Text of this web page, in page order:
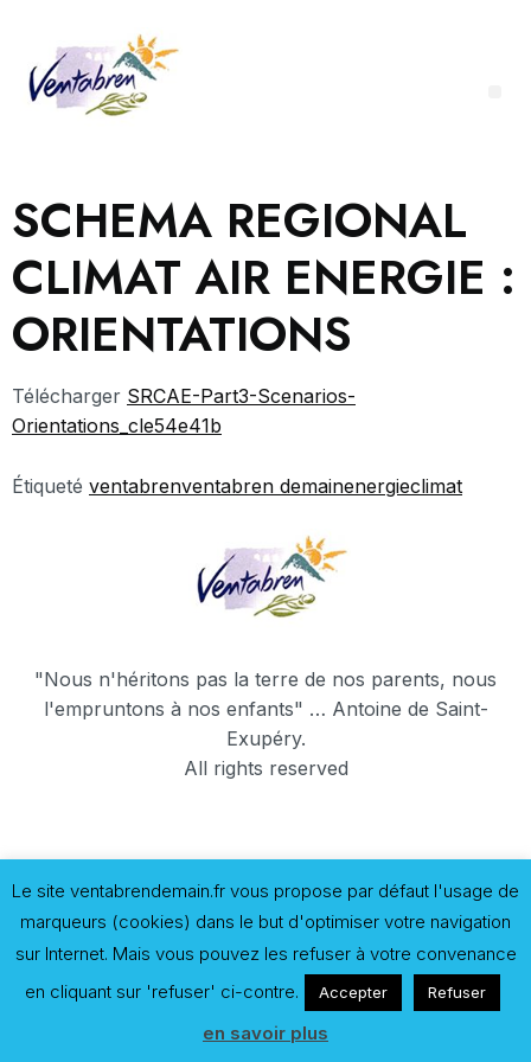
SCHEMA REGIONAL
CLIMAT AIR ENERGIE :
ORIENTATIONS
Télécharger SRCAE-Part3-Scenarios-
Orientations_cle54e41b
Étiqueté ventabrenventabren demainenergieclimat
"Nous n'héritons pas la terre de nos parents, nous
l'empruntons à nos enfants" … Antoine de Saint-
Exupéry.
All rights reserved
Le site ventabrendemain.fr vous propose par défaut l'usage de
marqueurs (cookies) dans le but d'optimiser votre navigation
sur Internet. Mais vous pouvez les refuser à votre convenance
en cliquant sur 'refuser' ci-contre.
Accepter Refuser
en savoir plus